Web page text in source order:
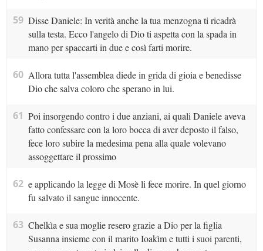
59 Disse Daniele: In verità anche la tua menzogna ti ricadrà
sulla testa. Ecco l'angelo di Dio ti aspetta con la spada in
mano per spaccarti in due e così farti morire.
60 Allora tutta l'assemblea diede in grida di gioia e benedisse
Dio che salva coloro che sperano in lui.
61 Poi insorgendo contro i due anziani, ai quali Daniele aveva
fatto confessare con la loro bocca di aver deposto il falso,
fece loro subire la medesima pena alla quale volevano
assoggettare il prossimo
62 e applicando la legge di Mosè li fece morire. In quel giorno
fu salvato il sangue innocente.
63 Chelkìa e sua moglie resero grazie a Dio per la figlia
Susanna insieme con il marito Ioakìm e tutti i suoi parenti,